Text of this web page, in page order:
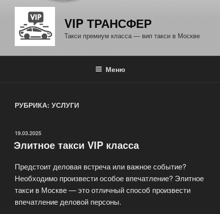
VIP ТРАНСФЕР
Такси премиум класса — вип такси в Москве
Меню
РУБРИКА: УСЛУГИ
ОПУБЛИКОВАНО
19.03.2025
Элитное такси VIP класса
Предстоит деловая встреча или важное событие?
Необходимо произвести особое впечатление? Элитное
такси в Москве — это отличный способ произвести
впечатление деловой персоны.